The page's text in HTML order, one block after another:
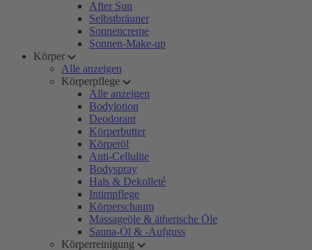
After Sun
Selbstbräuner
Sonnencreme
Sonnen-Make-up
Körper
Alle anzeigen
Körperpflege
Alle anzeigen
Bodylotion
Deodorant
Körperbutter
Körperöl
Anti-Cellulite
Bodyspray
Hals & Dekolleté
Intimpflege
Körperschaum
Massageöle & ätherische Öle
Sauna-Öl & -Aufguss
Körperreinigung